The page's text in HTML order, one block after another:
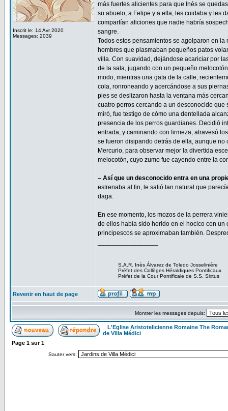
Inscrit le: 14 Avr 2020
Messages: 2039
más fuertes alicientes para que Inès se
su abuelo; a Felipe y a ella, les cuidaba y les
compartían aficiones que nadie habría
sangre.
Todos estos pensamientos se agolparon en
hombres que plasmaban pequeños patos
villa. Con suavidad, dejándose acariciar por
de la sala, jugando con un pequeño
modo, mientras una gata de la calle,
cola, ronroneando y acercándose a sus
pies se deslizaron hasta la ventana más
cuatro perros cercando a un desconocido
miró, fue testigo de cómo una dentellada
presencia de los perros guardianes. Decidió
entrada, y caminando con firmeza, atravesó
se fueron disipando detrás de ella, aunque
Mercurio, para observar mejor la divertida
melocotón, cuyo zumo fue cayendo entre la
– Así que un desconocido entra en una
estrenaba al fin, le salió tan natural que
daga.
En ese momento, los mozos de la perrera
de ellos había sido herido en el hocico con
principescos se aproximaban también.
S.A.R. Inès Álvarez de Toledo Josselinière
Préfet des Collèges Héraldiques Pontificaux
Préfet de la Cour Pontificale de S.S. Sixtus
Revenir en haut de page
Montrer les messages depuis:
L'Eglise Aristotelicienne Romaine The
de Villa Médici
Page 1 sur1
Sauter vers: